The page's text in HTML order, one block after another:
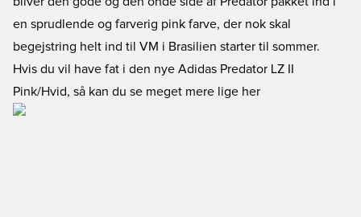
en sprudlende og farverig pink farve, der nok skal
begejstring helt ind til VM i Brasilien starter til sommer.
Hvis du vil have fat i den nye Adidas Predator LZ II
Pink/Hvid, så kan du se meget mere lige her